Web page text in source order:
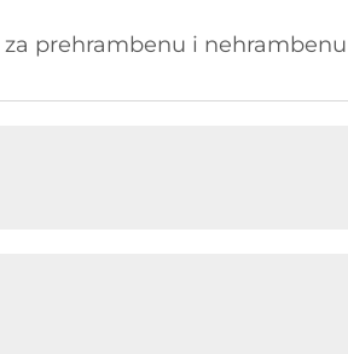
prehrambenu i